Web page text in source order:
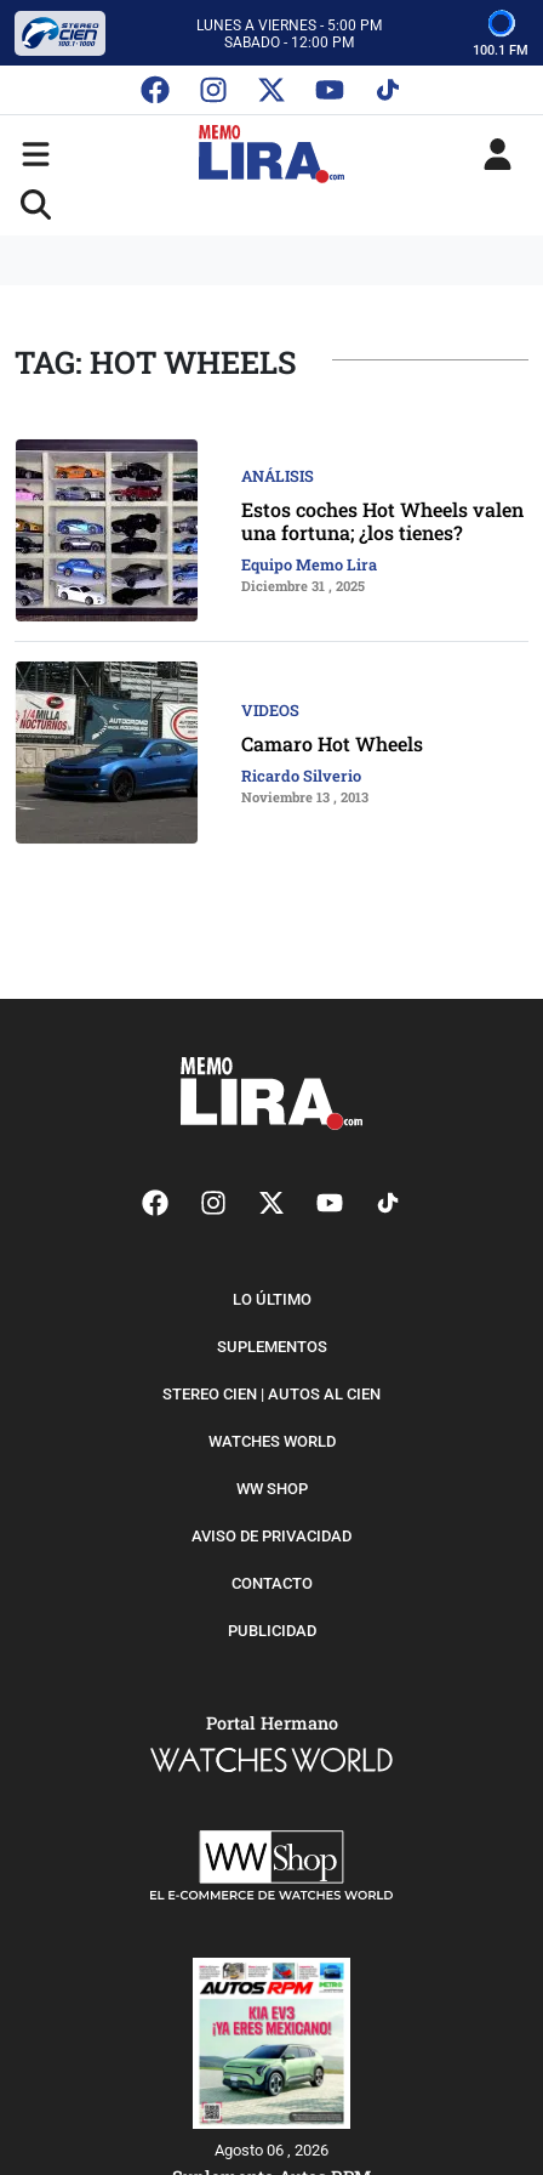
LUNES A VIERNES - 5:00 PM
SABADO - 12:00 PM
CON MEMO LIRA Y SU EQUIPO
LUNES A VIERNES - 5:00 PM
SABADO - 12:00 PM
100.1 FM
TAG: HOT WHEELS
ANÁLISIS
Estos coches Hot Wheels valen
una fortuna; ¿los tienes?
Equipo Memo Lira
Diciembre 31 , 2025
VIDEOS
Camaro Hot Wheels
Ricardo Silverio
Noviembre 13 , 2013
LO ÚLTIMO
SUPLEMENTOS
STEREO CIEN | AUTOS AL CIEN
WATCHES WORLD
WW SHOP
AVISO DE PRIVACIDAD
CONTACTO
PUBLICIDAD
Portal Hermano
Agosto 06 , 2026